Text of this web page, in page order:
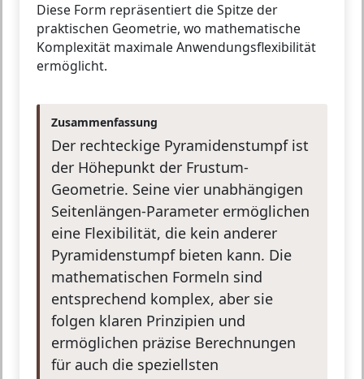
Diese Form repräsentiert die Spitze der
praktischen Geometrie, wo mathematische
Komplexität maximale Anwendungsflexibilität
ermöglicht.
Zusammenfassung
Der rechteckige Pyramidenstumpf ist
der Höhepunkt der Frustum-
Geometrie. Seine vier unabhängigen
Seitenlängen-Parameter ermöglichen
eine Flexibilität, die kein anderer
Pyramidenstumpf bieten kann. Die
mathematischen Formeln sind
entsprechend komplex, aber sie
folgen klaren Prinzipien und
ermöglichen präzise Berechnungen
für auch die speziellsten